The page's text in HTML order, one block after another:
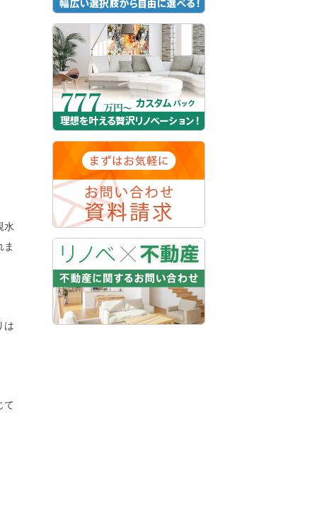
水
ま
は
て